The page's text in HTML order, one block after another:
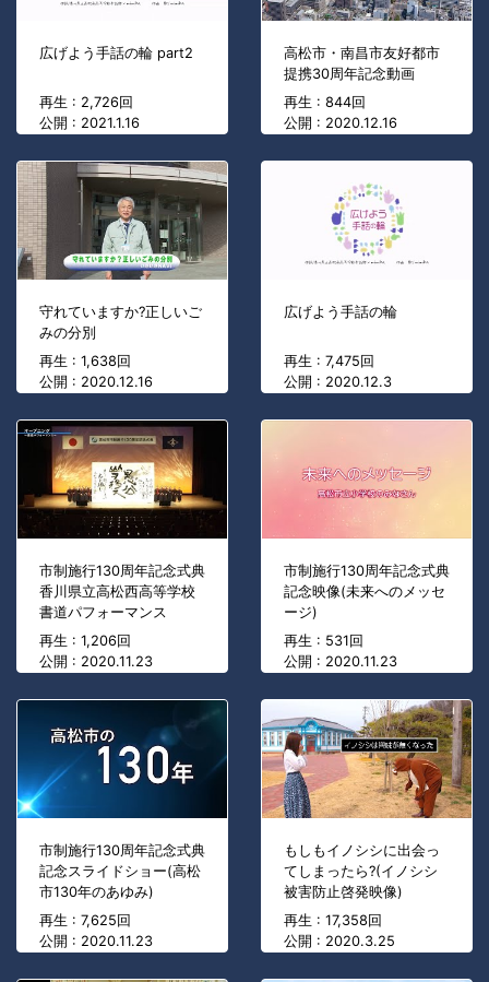
広げよう手話の輪 part2
再生 : 2,726回
公開 : 2021.1.16
高松市・南昌市友好都市
提携30周年記念動画
再生 : 844回
公開 : 2020.12.16
守れていますか?正しいご
みの分別
再生 : 1,638回
公開 : 2020.12.16
広げよう手話の輪
再生 : 7,475回
公開 : 2020.12.3
市制施行130周年記念式典
香川県立高松西高等学校
書道パフォーマンス
再生 : 1,206回
公開 : 2020.11.23
市制施行130周年記念式典
記念映像(未来へのメッセ
ージ)
再生 : 531回
公開 : 2020.11.23
市制施行130周年記念式典
記念スライドショー(高松
市130年のあゆみ)
再生 : 7,625回
公開 : 2020.11.23
もしもイノシシに出会っ
てしまったら?(イノシシ
被害防止啓発映像)
再生 : 17,358回
公開 : 2020.3.25